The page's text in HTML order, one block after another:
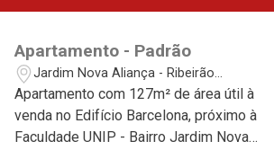
Apartamento - Padrão
Jardim Nova Aliança - Ribeirão
Preto/SP
Apartamento com 127m² de área útil à
venda no Edifício Barcelona, próximo à
Faculdade UNIP - Bairro Jardim Nova